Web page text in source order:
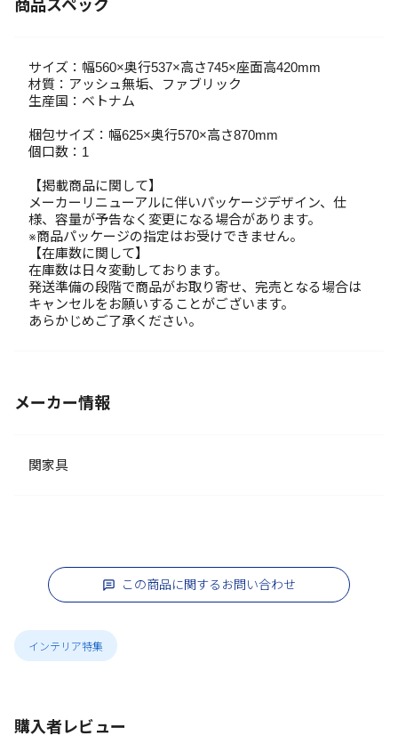
商品スペック
サイズ：幅560×奥行537×高さ745×座面高420mm
材質：アッシュ無垢、ファブリック
生産国：ベトナム
梱包サイズ：幅625×奥行570×高さ870mm
個口数：1
【掲載商品に関して】
メーカーリニューアルに伴いパッケージデザイン、仕
様、容量が予告なく変更になる場合があります。
※商品パッケージの指定はお受けできません。
【在庫数に関して】
在庫数は日々変動しております。
発送準備の段階で商品がお取り寄せ、完売となる場合は
キャンセルをお願いすることがございます。
あらかじめご了承ください。
メーカー情報
関家具
この商品に関するお問い合わせ
インテリア特集
購入者レビュー